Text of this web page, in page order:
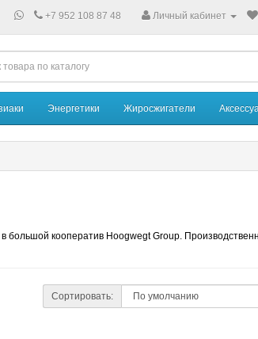
+7 952 108 87 48 Личный кабинет
Энергетики Жиросжигатели
большой кооператив Hoogwegt Group.
Сортировать: